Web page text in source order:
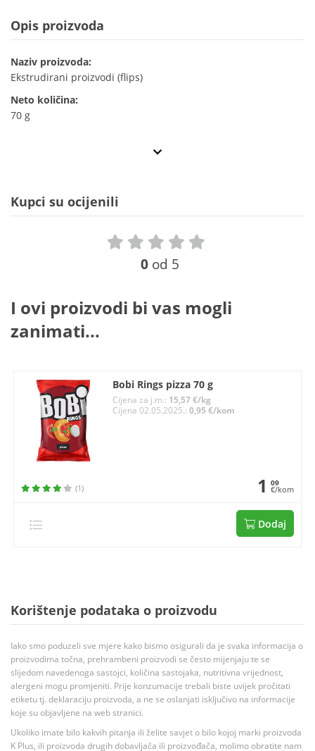
Opis proizvoda
Naziv proizvoda:
Ekstrudirani proizvodi (flips)
Neto količina:
70 g
Kupci su ocijenili
0 od 5
I ovi proizvodi bi vas mogli
zanimati...
Bobi Rings pizza 70 g
Cijena za j.m.: 15,57 €/kg
Cijena 02.05.2025.:0,95 €/kom
(1) 1 09
€/kom
Dodaj
Korištenje podataka o proizvodu
Iako smo poduzeli sve mjere kako bismo osigurali da je svaka informacija o
proizvodima točna, prehrambeni proizvodi se često mijenjaju te se
slijedom navedenoga sastojci, količina sastojaka, nutritivna vrijednost,
alergeni mogu promjeniti. Prije konzumacije trebali biste uvijek pročitati
etiketu tj. deklaraciju proizvoda, a ne se oslanjati isključivo na informacije
koje su objavljene na web stranici.
Ukoliko imate bilo kakvih pitanja ili želite savjet o bilo kojoj marki proizvoda
K Plus, ili proizvoda drugih dobavljača ili proizvođača, molimo obratite nam